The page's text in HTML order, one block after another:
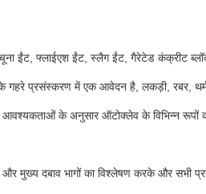
ईंट, फ्लाईएश ईंट, स्लैग ईंट, गैरेटेड कंक्रीट
प्रसंस्करण में एक आवेदन है, लकड़ी, रबर,
के अनुसार ऑटोक्लेव के विभिन्न रूपों
और मुख्य दबाव भागों का विश्लेषण करके और सभी